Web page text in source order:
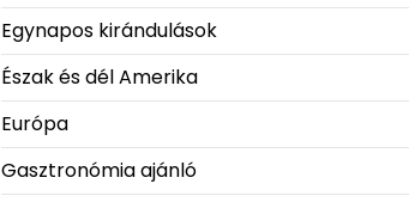
Egynapos kirándulások
Észak és dél Amerika
Európa
Gasztronómia ajánló